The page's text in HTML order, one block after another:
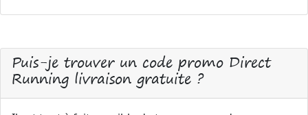
Puis-je trouver un code promo Direct
Running livraison gratuite ?